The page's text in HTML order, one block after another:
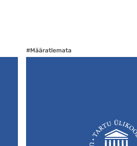
#Määratlemata